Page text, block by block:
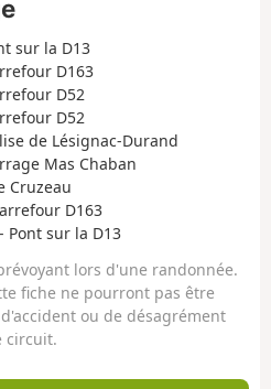
sur la D13
D163
D52
D52
de Lésignac-Durand
Mas Chaban
Cruzeau
D163
Pont sur la D13
lors d'une randonnée.
fiche ne pourront pas être
ou de désagrément
circuit.